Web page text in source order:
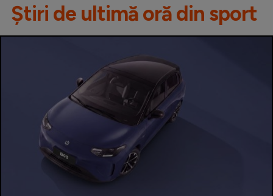
Știri de ultimă oră din sport